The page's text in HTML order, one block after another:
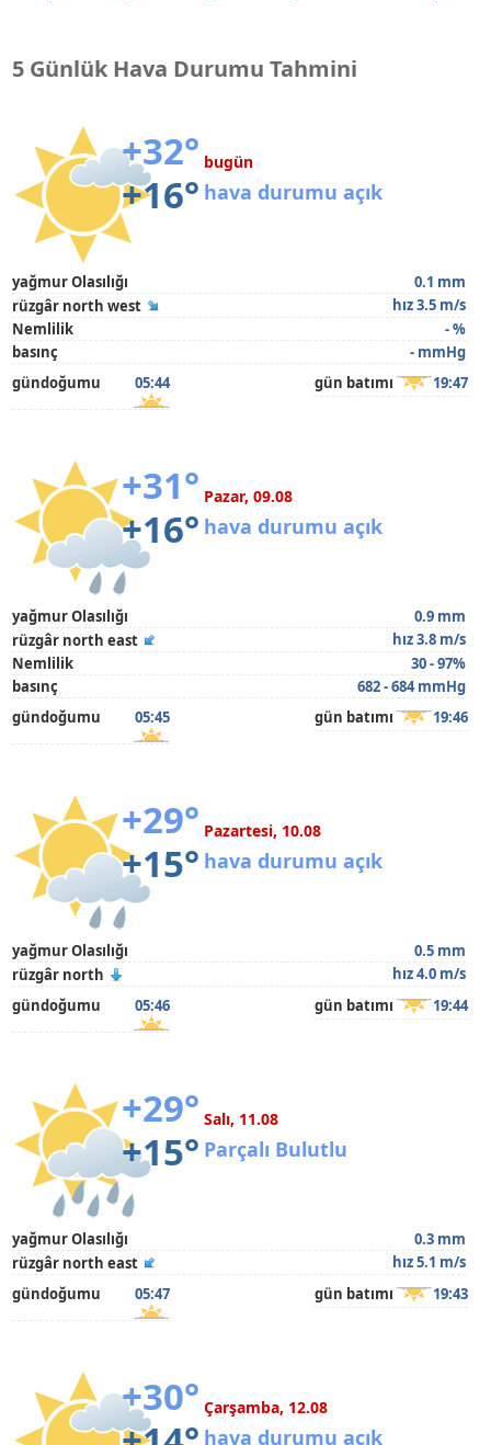
5 Günlük Hava Durumu Tahmini
+32°
+16°
bugün
hava durumu açık
yağmur Olasılığı
0.1 mm
rüzgâr north west
hız 3.5 m/s
Nemlilik
- %
basınç
- mmHg
gündoğumu
05:44 gün batımı 19:47
+31°
+16°
Pazar, 09.08
hava durumu açık
yağmur Olasılığı
0.9 mm
rüzgâr north east
hız 3.8 m/s
Nemlilik
30 - 97%
basınç
682 - 684 mmHg
gündoğumu
05:45 gün batımı 19:46
+29°
+15°
Pazartesi, 10.08
hava durumu açık
yağmur Olasılığı
0.5 mm
rüzgâr north
hız 4.0 m/s
gündoğumu
05:46 gün batımı 19:44
+29°
+15°
Salı, 11.08
Parçalı Bulutlu
yağmur Olasılığı
0.3 mm
rüzgâr north east
hız 5.1 m/s
gündoğumu
05:47 gün batımı 19:43
+30° Çarşamba, 12.08
hava durumu açık